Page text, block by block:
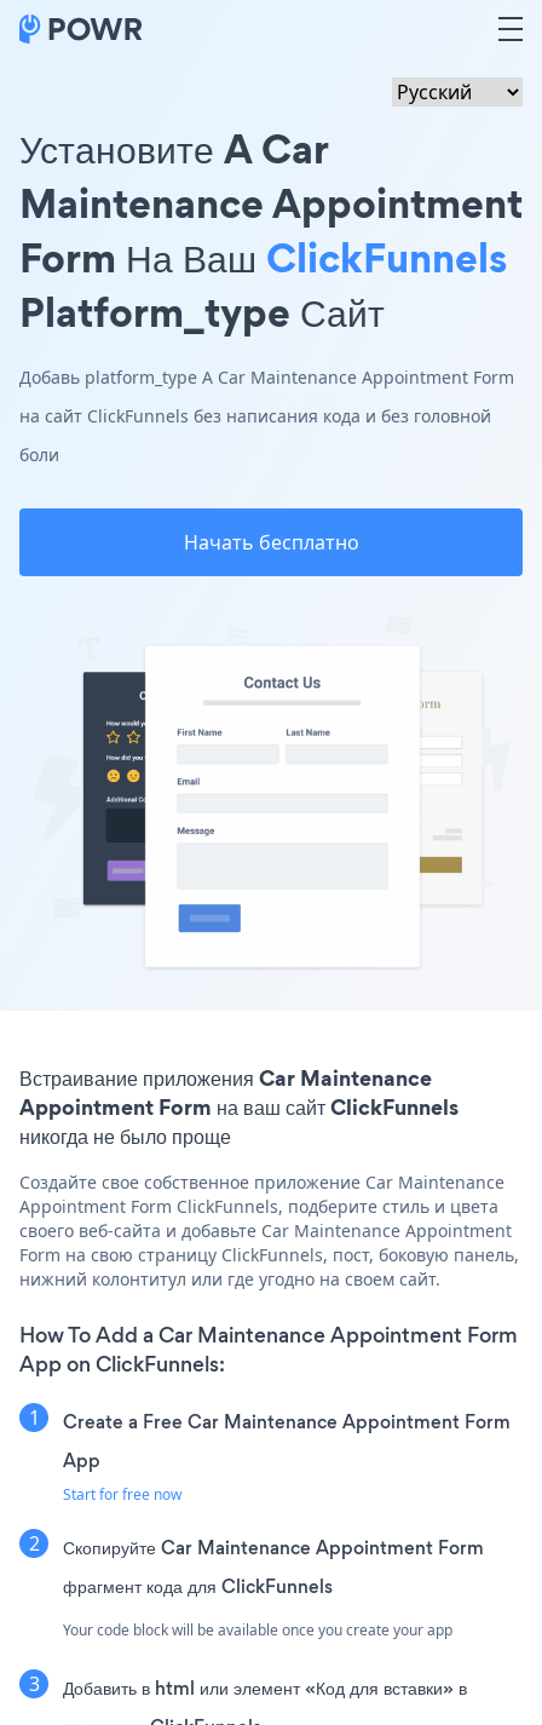
Установите A Car
Maintenance Appointment
Form На Ваш ClickFunnels
Platform_type Сайт
Добавь platform_type A Car Maintenance Appointment Form
на сайт ClickFunnels без написания кода и без головной
боли
Начать бесплатно
Встраивание приложения Car Maintenance
Appointment Form на ваш сайт ClickFunnels
никогда не было проще
Создайте свое собственное приложение Car Maintenance
Appointment Form ClickFunnels, подберите стиль и цвета
своего веб-сайта и добавьте Car Maintenance Appointment
Form на свою страницу ClickFunnels, пост, боковую панель,
нижний колонтитул или где угодно на своем сайт.
How To Add a Car Maintenance Appointment Form
App on ClickFunnels:
Create a Free Car Maintenance Appointment Form
App
Start for free now
Скопируйте Car Maintenance Appointment Form
фрагмент кода для ClickFunnels
Your code block will be available once you create your app
Добавить в html или элемент «Код для вставки» в